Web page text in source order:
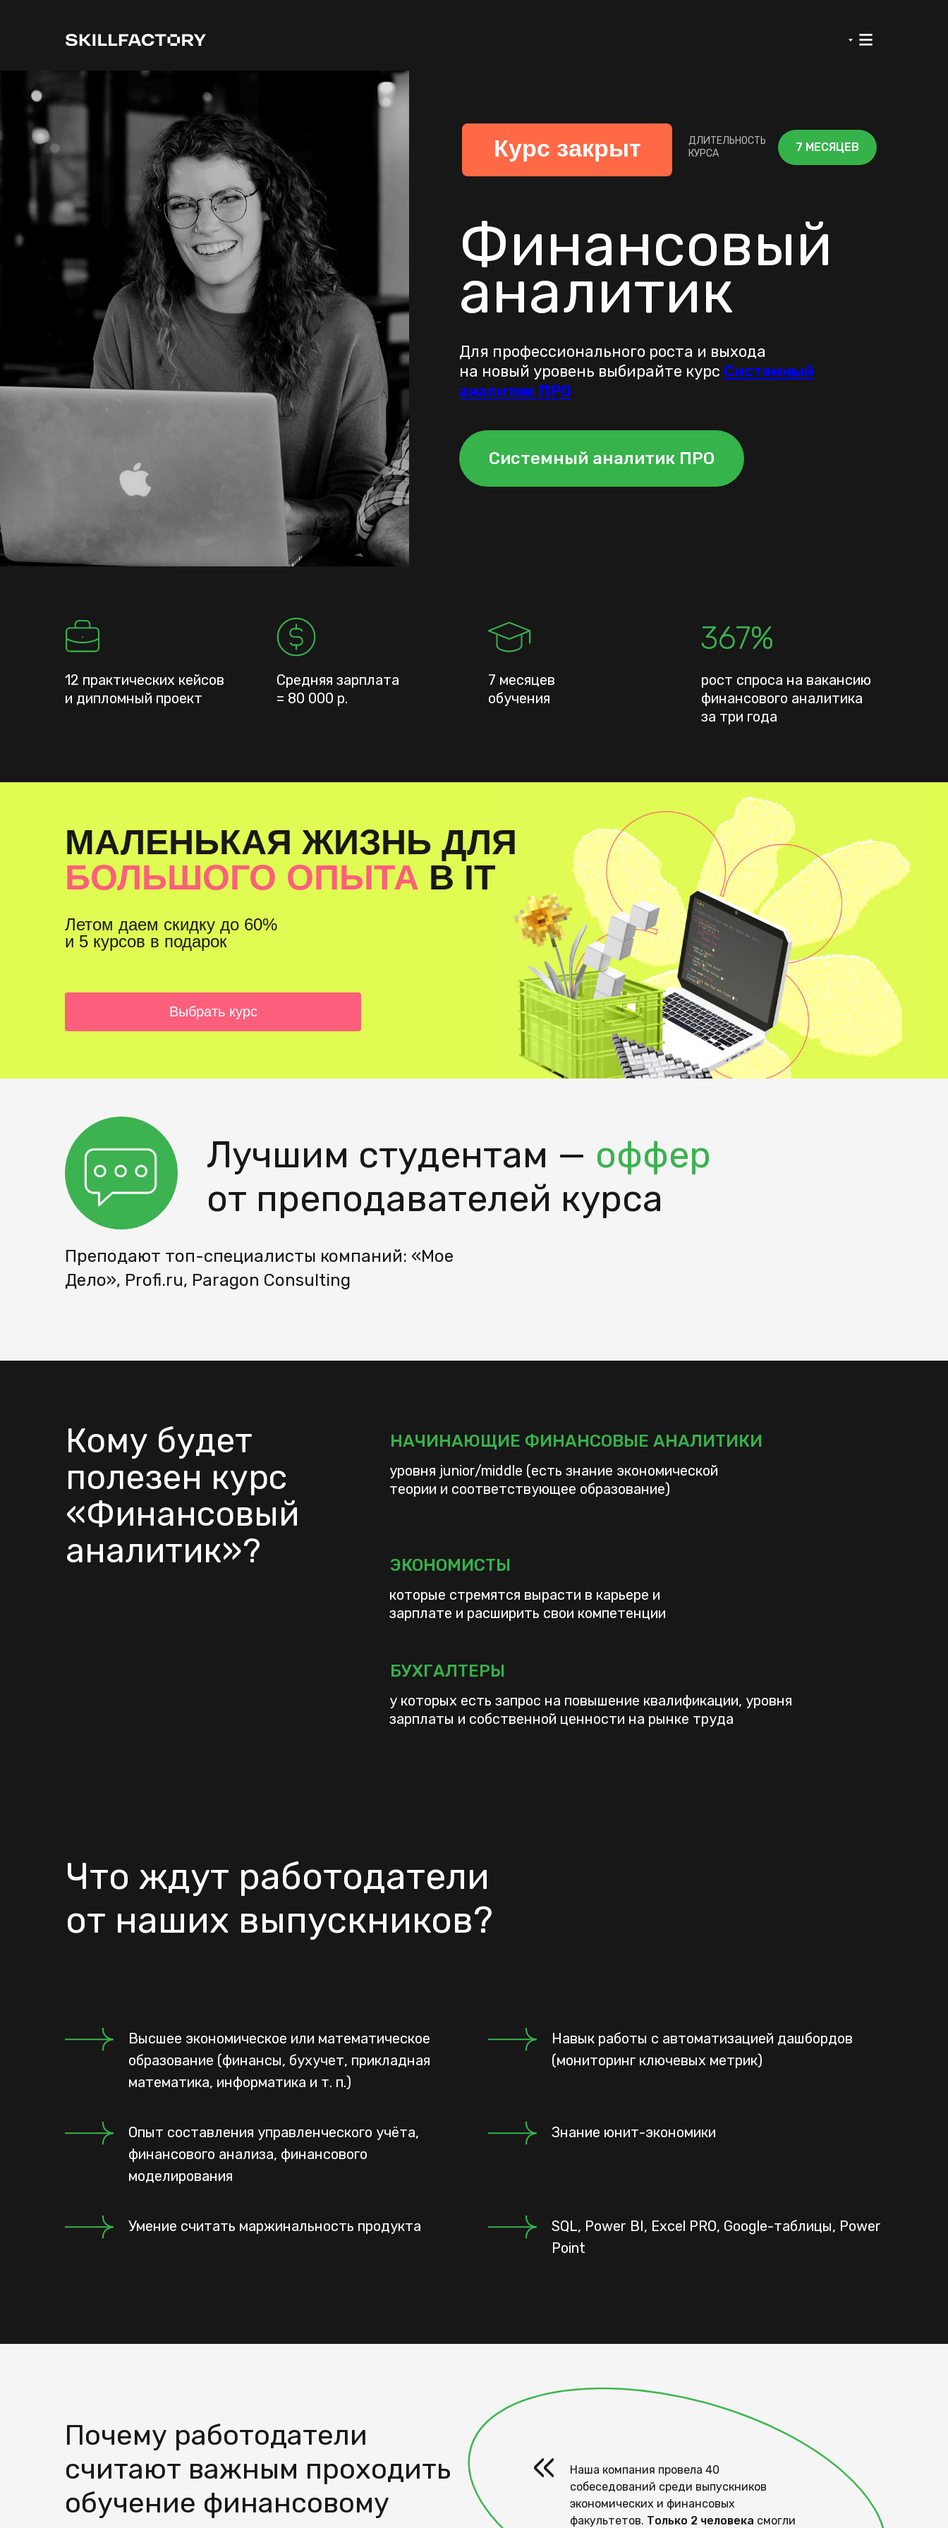
ДЛИТЕЛЬНОСТЬ
КУРСА
Для профессионального роста и выхода
на новый уровень выбирайте курс Системный
аналитик ПРО
Финансовый
аналитик
7 МЕСЯЦЕВ
Системный аналитик ПРО
Курс закрыт
7 месяцев
обучения
12 практических кейсов
и дипломный проект
Средняя зарплата
= 80 000 р.
рост спроса на вакансию
финансового аналитика
за три года
367%
Летом даем скидку до 60%
и 5 курсов в подарок
МАЛЕНЬКАЯ ЖИЗНЬ ДЛЯ
БОЛЬШОГО ОПЫТА В IT
Выбрать курс
Лучшим студентам — оффер
от преподавателей курса
Преподают топ-специалисты компаний: «Мое
Дело», Profi.ru, Paragon Consulting
уровня junior/middle (есть знание экономической
теории и соответствующее образование)
Кому будет
полезен курс
«Финансовый
аналитик»?
которые стремятся вырасти в карьере и
зарплате и расширить свои компетенции
у которых есть запрос на повышение квалификации, уровня
зарплаты и собственной ценности на рынке труда
НАЧИНАЮЩИЕ ФИНАНСОВЫЕ АНАЛИТИКИ
ЭКОНОМИСТЫ
БУХГАЛТЕРЫ
Junior-разработчики
Начинающие системные аналитики
Эксперты с развитыми бизнес-скилами
Специалисты из любой области
Что ждут работодатели
от наших выпускников?
Высшее экономическое или математическое
образование (финансы, бухучет, прикладная
математика, информатика и т. п.)
Навык работы с автоматизацией дашбордов
(мониторинг ключевых метрик)
Опыт составления управленческого учёта,
финансового анализа, финансового
моделирования
Знание юнит-экономики
Умение считать маржинальность продукта
SQL, Power BI, Excel PRO, Google-таблицы, Power
Point
Почему работодатели
считают важным проходить
обучение финансовому
«
Наша компания провела 40
собеседований среди выпускников
экономических и финансовых
факультетов. Только 2 человека смогли